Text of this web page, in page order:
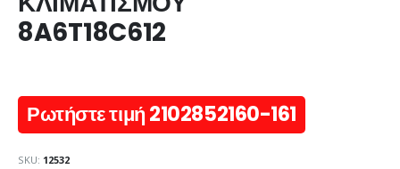
8A6T18C612
Ρωτήστε τιμή 2102852160-161
SKU: 12532